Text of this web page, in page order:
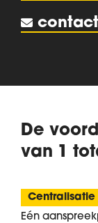
De
van 1
Centralisatie
Eén